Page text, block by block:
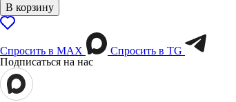
В корзину
Спросить в МАХ
Спросить в TG
Подписаться на нас